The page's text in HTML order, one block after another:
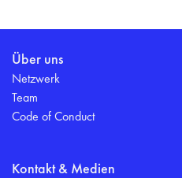
Über uns
Netzwerk
Team
Code of Conduct
Kontakt & Medien